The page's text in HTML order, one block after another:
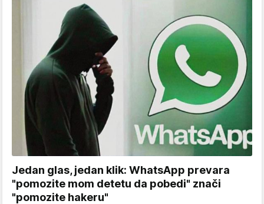
Jedan glas, jedan klik: WhatsApp prevara
"pomozite mom detetu da pobedi" znači
"pomozite hakeru"